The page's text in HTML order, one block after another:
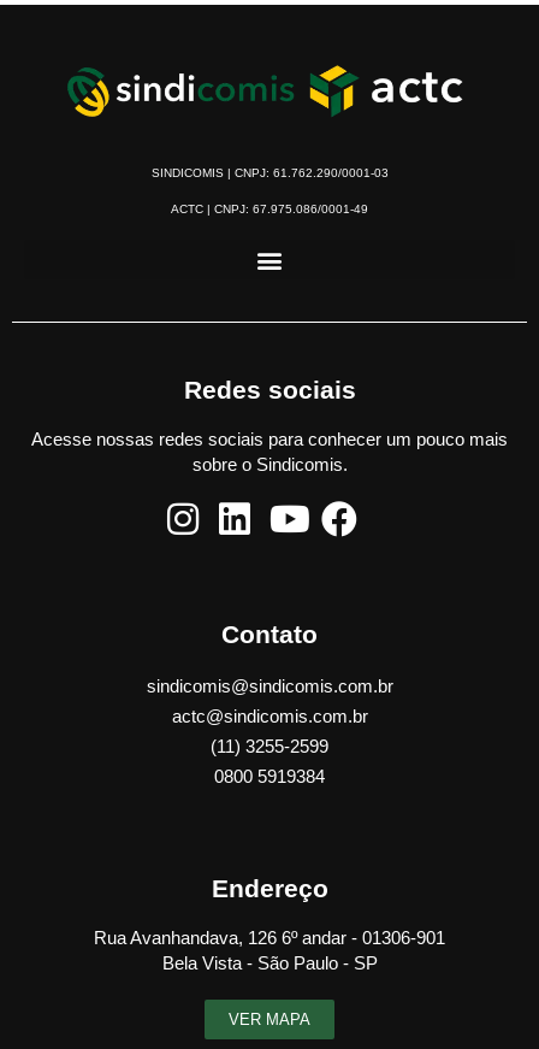
SINDICOMIS | CNPJ: 61.762.290/0001-03
ACTC | CNPJ: 67.975.086/0001-49
Redes sociais
Acesse nossas redes sociais para conhecer um pouco mais
sobre o Sindicomis.
Contato
sindicomis@sindicomis.com.br
actc@sindicomis.com.br
(11) 3255-2599
0800 5919384
Endereço
Rua Avanhandava, 126 6º andar - 01306-901
Bela Vista - São Paulo - SP
VER MAPA